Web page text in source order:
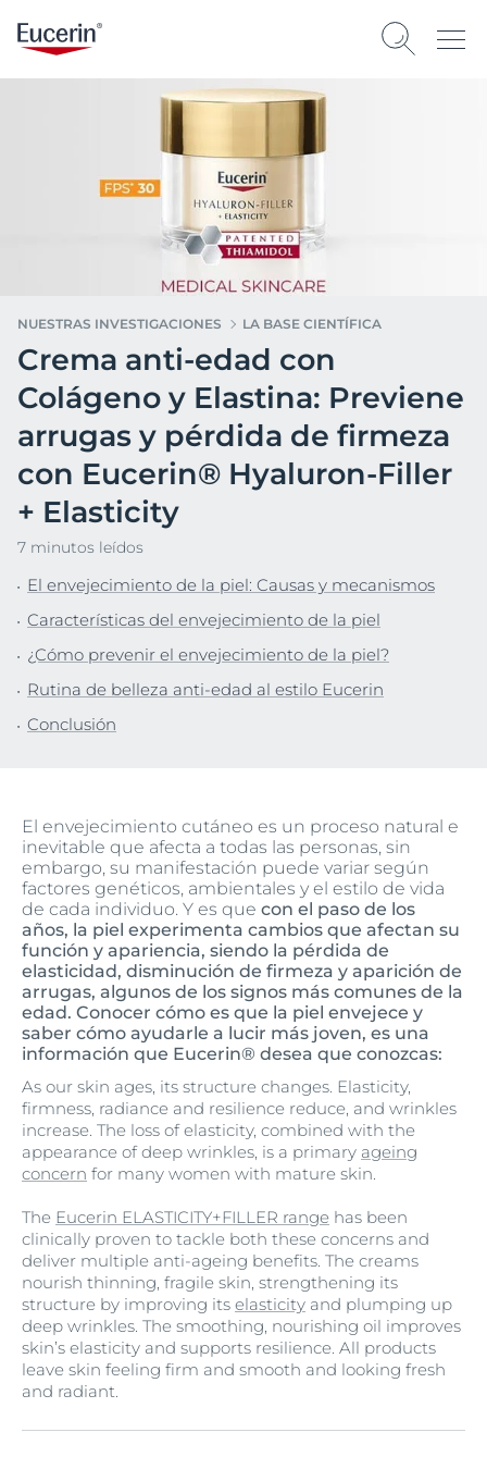
NUESTRAS INVESTIGACIONES LA BASE CIENTÍFICA
Crema anti-edad con
Colágeno y Elastina: Previene
arrugas y pérdida de firmeza
con Eucerin® Hyaluron-Filler
+ Elasticity
7 minutos leídos
El envejecimiento de la piel: Causas y mecanismos
Características del envejecimiento de la piel
¿Cómo prevenir el envejecimiento de la piel?
Rutina de belleza anti-edad al estilo Eucerin
Conclusión
El envejecimiento cutáneo es un proceso natural e
inevitable que afecta a todas las personas, sin
embargo, su manifestación puede variar según
factores genéticos, ambientales y el estilo de vida
de cada individuo. Y es que con el paso de los
años, la piel experimenta cambios que afectan su
función y apariencia, siendo la pérdida de
elasticidad, disminución de firmeza y aparición de
arrugas, algunos de los signos más comunes de la
edad. Conocer cómo es que la piel envejece y
saber cómo ayudarle a lucir más joven, es una
información que Eucerin® desea que conozcas:
As our skin ages, its structure changes. Elasticity,
firmness, radiance and resilience reduce, and wrinkles
increase. The loss of elasticity, combined with the
appearance of deep wrinkles, is a primary ageing
concern for many women with mature skin.
The Eucerin ELASTICITY+FILLER range has been
clinically proven to tackle both these concerns and
deliver multiple anti-ageing benefits. The creams
nourish thinning, fragile skin, strengthening its
structure by improving its elasticity and plumping up
deep wrinkles. The smoothing, nourishing oil improves
skin’s elasticity and supports resilience. All products
leave skin feeling firm and smooth and looking fresh
and radiant.